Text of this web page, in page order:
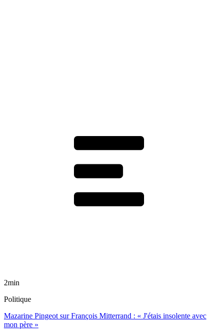
2min
Politique
Mazarine Pingeot sur François Mitterrand : « J'étais insolente avec
mon père »